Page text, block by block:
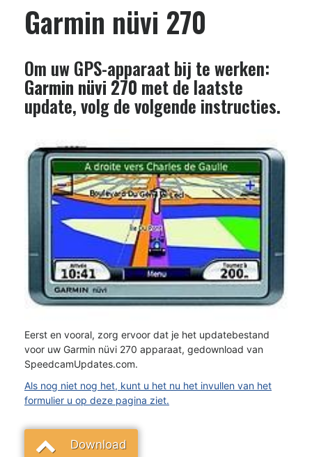
Garmin nüvi 270
Om uw GPS-apparaat bij te werken:
Garmin nüvi 270 met de laatste
update, volg de volgende instructies.
Eerst en vooral, zorg ervoor dat je het updatebestand
voor uw Garmin nüvi 270 apparaat, gedownload van
SpeedcamUpdates.com.
Als nog niet nog het, kunt u het nu het invullen van het
formulier u op deze pagina ziet.
Download